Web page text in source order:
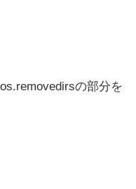
の部分を